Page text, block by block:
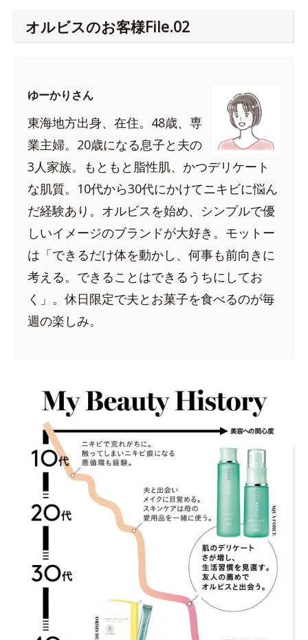
オルビスのお客様File.02
ゆーかりさん
東海地方出身、在住。48歳、専
業主婦。20歳になる息子と夫の
3人家族。もともと脂性肌、かつデリケート
な肌質。10代から30代にかけてニキビに悩ん
だ経験あり。オルビスを始め、シンプルで優
しいイメージのブランドが大好き。モットー
は「できるだけ体を動かし、何事も前向きに
考える。できることはできるうちにしてお
く」。休日限定で夫とお菓子を食べるのが毎
週の楽しみ。